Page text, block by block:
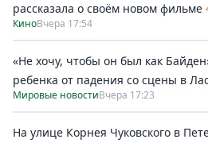
рассказала о своём новом фильме
КиноВчера 17:54
«Не хочу, чтобы он был как
ребенка от падения со сцены в
Мировые новостиВчера 17:23
На улице Корнея Чуковского в